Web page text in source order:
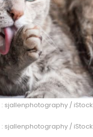
: sjallenphotography / iStock
: sjallenphotography / iStock